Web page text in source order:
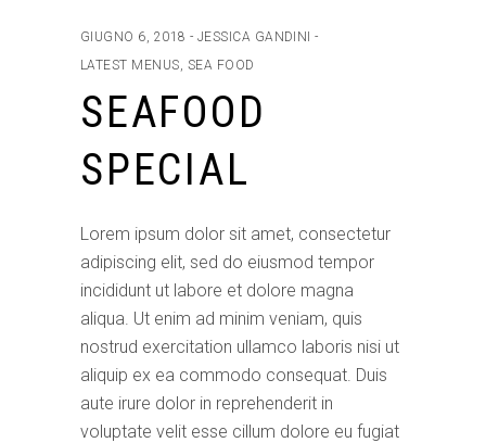
GIUGNO 6, 2018
JESSICA GANDINI
LATEST MENUS SEA FOOD
SEAFOOD
SPECIAL
Lorem ipsum dolor sit amet, consectetur
adipiscing elit, sed do eiusmod tempor
incididunt ut labore et dolore magna
aliqua. Ut enim ad minim veniam, quis
nostrud exercitation ullamco laboris nisi ut
aliquip ex ea commodo consequat. Duis
aute irure dolor in reprehenderit in
voluptate velit esse cillum dolore eu fugiat